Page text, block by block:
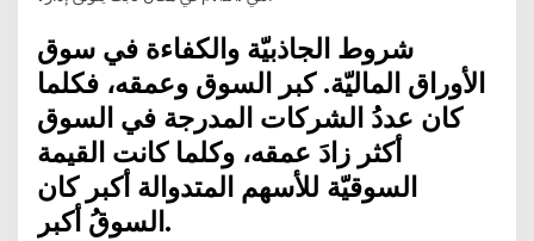
شروط الجاذبيّة والكفاءة في سوق
الأوراق الماليّة. كبر السوق وعمقه، فكلما
كان عددُ الشركات المدرجة في السوق
أكثر زادَ عمقه، وكلما كانت القيمة
السوقيّة للأسهم المتدوالة أكبر كان
السوقُ أكبر.